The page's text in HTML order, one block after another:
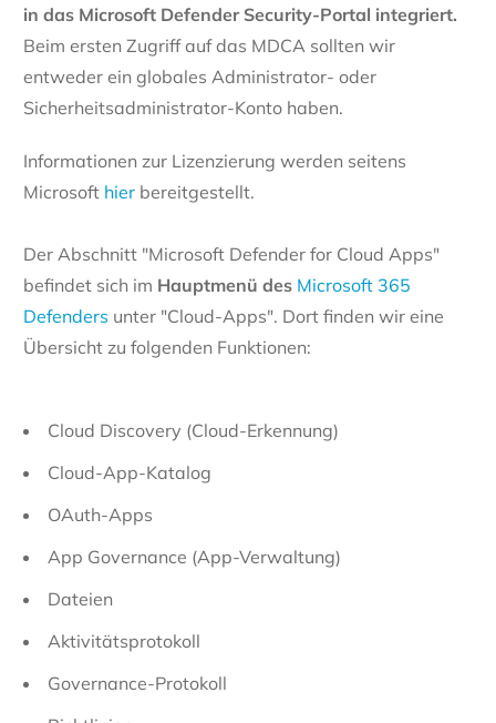
in das Microsoft Defender Security-Portal integriert.
Beim ersten Zugriff auf das MDCA sollten wir
entweder ein globales Administrator- oder
Sicherheitsadministrator-Konto haben.
Informationen zur Lizenzierung werden seitens
Microsoft hier bereitgestellt.
Der Abschnitt "Microsoft Defender for Cloud Apps"
befindet sich im Hauptmenü des Microsoft 365
Defenders unter "Cloud-Apps". Dort finden wir eine
Übersicht zu folgenden Funktionen:
Cloud Discovery (Cloud-Erkennung)
Cloud-App-Katalog
OAuth-Apps
App Governance (App-Verwaltung)
Dateien
Aktivitätsprotokoll
Governance-Protokoll